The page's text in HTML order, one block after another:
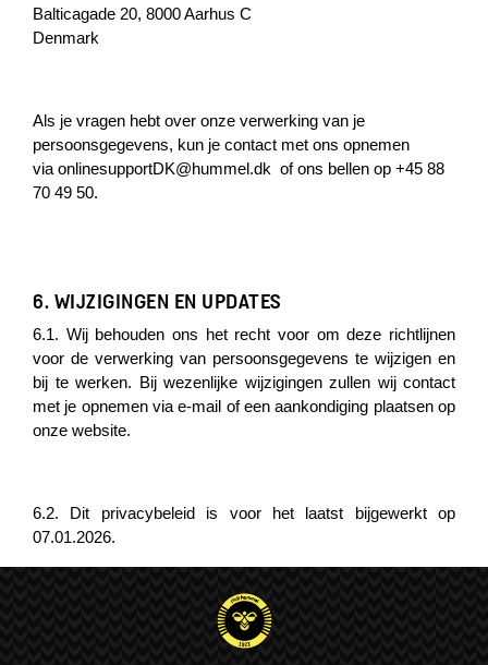
Balticagade 20, 8000 Aarhus C
Denmark
Als je vragen hebt over onze verwerking van je
persoonsgegevens, kun je contact met ons opnemen
via onlinesupportDK@hummel.dk of ons bellen op +45 88
70 49 50.
6. WIJZIGINGEN EN UPDATES
6.1. Wij behouden ons het recht voor om deze richtlijnen
voor de verwerking van persoonsgegevens te wijzigen en
bij te werken. Bij wezenlijke wijzigingen zullen wij contact
met je opnemen via e-mail of een aankondiging plaatsen op
onze website.
6.2. Dit privacybeleid is voor het laatst bijgewerkt op
07.01.2026.